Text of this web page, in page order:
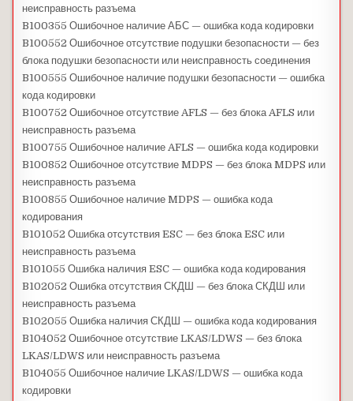
неисправность разъема
B100355 Ошибочное наличие АБС — ошибка кода кодировки
B100552 Ошибочное отсутствие подушки безопасности — без
блока подушки безопасности или неисправность соединения
B100555 Ошибочное наличие подушки безопасности — ошибка
кода кодировки
B100752 Ошибочное отсутствие AFLS — без блока AFLS или
неисправность разъема
B100755 Ошибочное наличие AFLS — ошибка кода кодировки
B100852 Ошибочное отсутствие MDPS — без блока MDPS или
неисправность разъема
B100855 Ошибочное наличие MDPS — ошибка кода
кодирования
B101052 Ошибка отсутствия ESC — без блока ESC или
неисправность разъема
B101055 Ошибка наличия ESC — ошибка кода кодирования
B102052 Ошибка отсутствия СКДШ — без блока СКДШ или
неисправность разъема
B102055 Ошибка наличия СКДШ — ошибка кода кодирования
B104052 Ошибочное отсутствие LKAS/LDWS — без блока
LKAS/LDWS или неисправность разъема
B104055 Ошибочное наличие LKAS/LDWS — ошибка кода
кодировки